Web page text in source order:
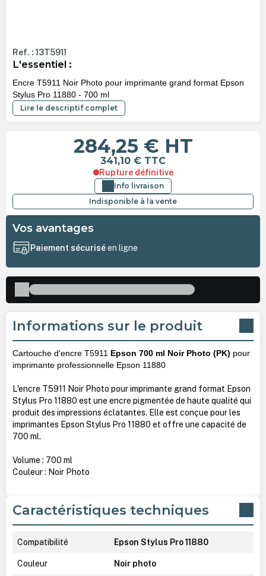
Ref. : 13T5911
L'essentiel :
Encre T5911 Noir Photo pour imprimante grand format Epson
Stylus Pro 11880 - 700 ml
Lire le descriptif complet
284,25 € HT
341,10 € TTC
Rupture définitive
Info livraison
Indisponible à la vente
Vos avantages
Paiement sécuriséen ligne
Informations sur le produit
Cartouche d'encre T5911 Epson 700 ml Noir Photo (PK) pour
imprimante professionnelle Epson 11880
L'encre T5911 Noir Photo pour imprimante grand format Epson
Stylus Pro 11880 est une encre pigmentée de haute qualité qui
produit des impressions éclatantes. Elle est conçue pour les
imprimantes Epson Stylus Pro 11880 et offre une capacité de
700 ml.
Volume : 700 ml
Couleur : Noir Photo
Caractéristiques techniques
Compatibilité Epson Stylus Pro 11880
Couleur Noir photo